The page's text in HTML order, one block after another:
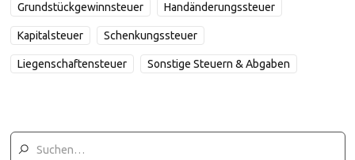
Grundstückgewinnsteuer Handänderungssteuer
Kapitalsteuer Schenkungssteuer
Liegenschaftensteuer Sonstige Steuern & Abgaben